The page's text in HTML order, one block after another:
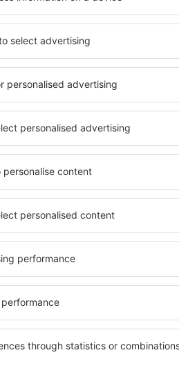
Vedi più hotel in Jagodina
modo che ogni
un hotel con
Con il
per tutte le
e lo
e le opzioni
proprio nel cuore
più lontani dalla
ma sono
così tanto da
subito a fare
Una
elementi
hotel in
una
Jagodina
scegliere
loro
un menù
fitness,
Jagodina
viaggio
Quali